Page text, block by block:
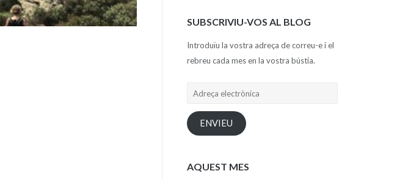
SUBSCRIVIU-VOS AL BLOG
Introduïu la vostra adreça de correu-e i el
rebreu cada mes en la vostra bústia.
Adreça
ENVIEU
AQUEST MES